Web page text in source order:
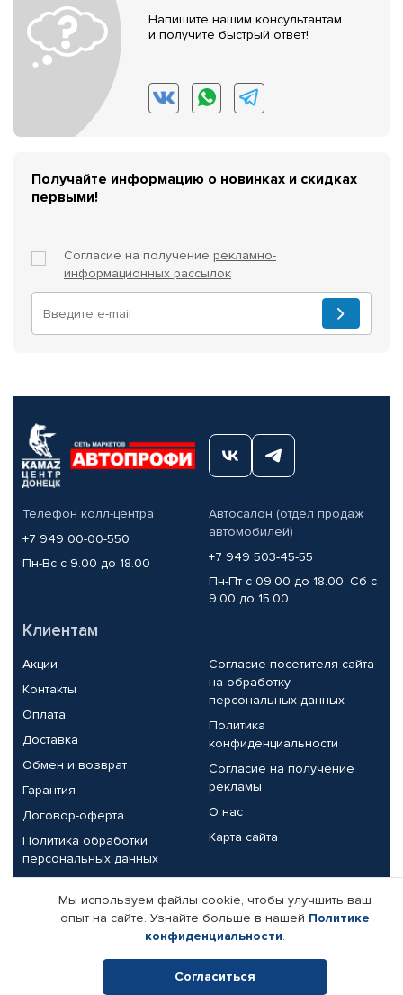
Напишите нашим консультантам
и получите быстрый ответ!
Получайте информацию о новинках и скидках
первыми!
Согласие на получение рекламно-
информационных рассылок
Телефон колл-центра
+7 949 00-00-550
Пн-Вс с 9.00 до 18.00
Автосалон (отдел продаж
автомобилей)
+7 949 503-45-55
Пн-Пт с 09.00 до 18.00, Сб с
9.00 до 15.00
Клиентам
Акции
Контакты
Оплата
Доставка
Обмен и возврат
Гарантия
Договор-оферта
Политика обработки
персональных данных
Согласие посетителя сайта
на обработку
персональных данных
Политика
конфиденциальности
Согласие на получение
рекламы
О нас
Карта сайта
Партнерам
Корпоративным клиентам
Поставщикам
Реквизиты компании
Мы используем файлы cookie, чтобы улучшить ваш
опыт на сайте. Узнайте больше в нашей Политике
конфиденциальности.
Согласиться